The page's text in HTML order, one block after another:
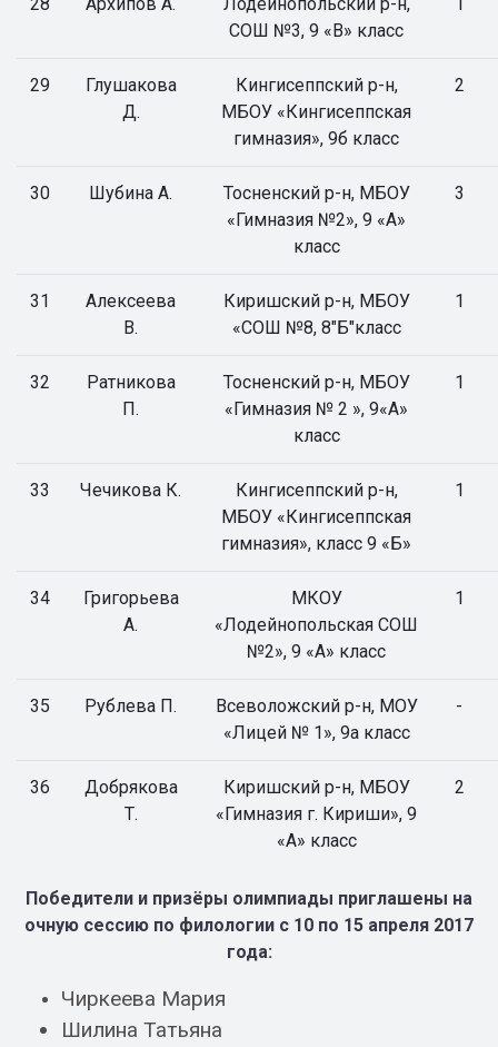
СОШ №3, 9 «В» класс
29
Глушакова
Д.
Кингисеппский р-н,
МБОУ «Кингисеппская
гимназия», 9б класс
2
30 Шубина А.
Тосненский р-н, МБОУ
«Гимназия №2», 9 «А»
класс
3
31
Алексеева
В.
Киришский р-н, МБОУ
«СОШ №8, 8"Б"класс
1
32
Ратникова
П.
Тосненский р-н, МБОУ
«Гимназия № 2 », 9«А»
класс
1
33 Чечикова К.
Кингисеппский р-н,
МБОУ «Кингисеппская
гимназия», класс 9 «Б»
1
34
Григорьева
А.
МКОУ
«Лодейнопольская СОШ
№2», 9 «А» класс
1
35 Рублева П.
Всеволожский р-н, МОУ
«Лицей № 1», 9а класс
-
36
Добрякова
Т.
Киришский р-н, МБОУ
«Гимназия г. Кириши», 9
«А» класс
2
Победители и призёры олимпиады приглашены на
очную сессию по филологии с 10 по 15 апреля 2017
года:
Чиркеева Мария
Шилина Татьяна